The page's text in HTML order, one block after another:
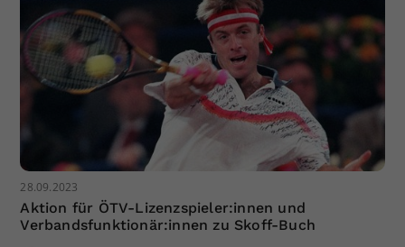
28.09.2023
Aktion für ÖTV-Lizenzspieler:innen und
Verbandsfunktionär:innen zu Skoff-Buch